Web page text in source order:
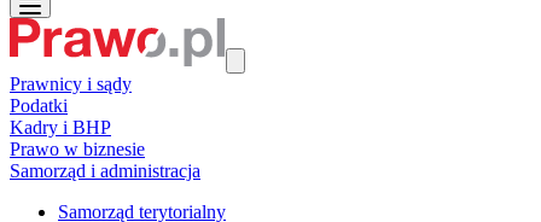
Prawnicy i sądy
Podatki
Kadry i BHP
Prawo w biznesie
Samorząd i administracja
Samorząd terytorialny